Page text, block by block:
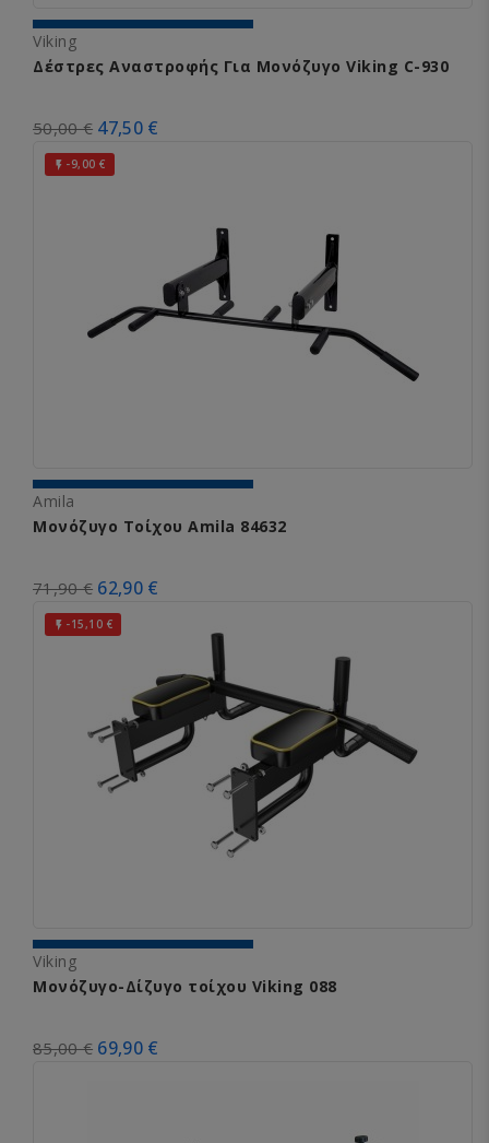
Viking
Δέστρες Αναστροφής Για Μονόζυγο Viking C-930
50,00 € 47,50 €
 -9,00 €
Amila
Μονόζυγο Τοίχου Amila 84632
71,90 € 62,90 €
 -15,10 €
Viking
Μονόζυγο-Δίζυγο τοίχου Viking 088
85,00 € 69,90 €